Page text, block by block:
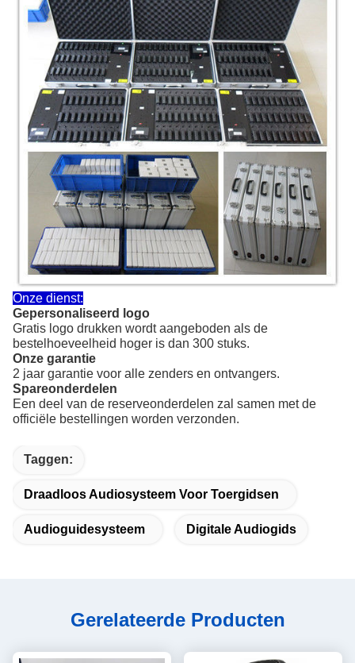
Onze dienst:
Gepersonaliseerd logo
Gratis logo drukken wordt aangeboden als de
bestelhoeveelheid hoger is dan 300 stuks.
Onze garantie
2 jaar garantie voor alle zenders en ontvangers.
Spareonderdelen
Een deel van de reserveonderdelen zal samen met de
officiële bestellingen worden verzonden.
Taggen:
Draadloos Audiosysteem Voor Toergidsen
Audioguidesysteem Digitale Audiogids
Gerelateerde Producten